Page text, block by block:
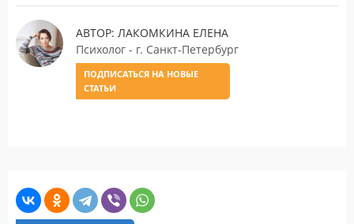
АВТОР: ЛАКОМКИНА ЕЛЕНА
Психолог - г. Санкт-Петербург
ПОДПИСАТЬСЯ НА НОВЫЕ
СТАТЬИ